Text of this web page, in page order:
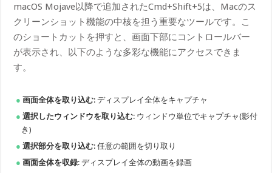
macOS Mojave以降で追加されたCmd+Shift+5は、Macのス
クリーンショット機能の中核を担う重要なツールです。こ
のショートカットを押すと、画面下部にコントロールバー
が表示され、以下のような多彩な機能にアクセスできま
す。
画面全体を取り込む: ディスプレイ全体をキャプチャ
選択したウィンドウを取り込む: ウィンドウ単位でキャプチャ(影付
き)
選択部分を取り込む: 任意の範囲を切り取り
画面全体を収録: ディスプレイ全体の動画を録画